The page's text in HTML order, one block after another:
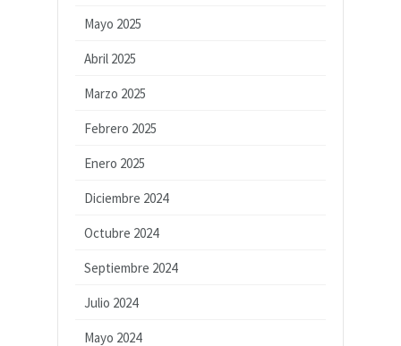
Mayo 2025
Abril 2025
Marzo 2025
Febrero 2025
Enero 2025
Diciembre 2024
Octubre 2024
Septiembre 2024
Julio 2024
Mayo 2024